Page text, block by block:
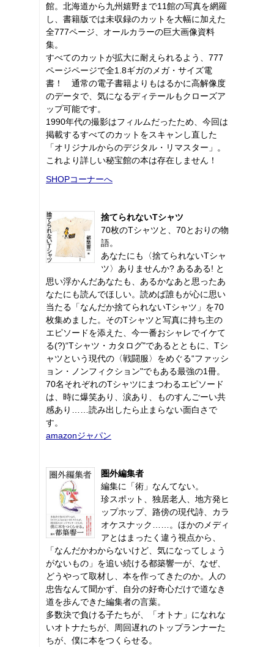
館。北海道から九州嬉野まで11館の写真を網羅
し、書籍版では未収録のカットを大幅に加えた
全777ページ、オールカラーの巨大画像資料
集。
すべてのカットが拡大に耐えられるよう、777
ページページで全1.8ギガのメガ・サイズ電
書！ 通常の電子書籍よりもはるかに高解像度
のデータで、気になるディテールもクローズア
ップ可能です。
1990年代の撮影はフィルムだったため、今回は
掲載するすべてのカットをスキャンし直した
「オリジナルからのデジタル・リマスター」。
これより詳しい秘宝館の本は存在しません！
SHOPコーナーへ
捨てられないTシャツ
70枚のTシャツと、70とおりの物
語。
あなたにも〈捨てられないTシャ
ツ〉ありませんか? あるある! と
思い浮かんだあなたも、あるかなあと思ったあ
なたにも読んでほしい。読めば誰もが心に思い
当たる「なんだか捨てられないTシャツ」を70
枚集めました。そのTシャツと写真に持ち主の
エピソードを添えた、今一番おシャレでイケて
る(?)“Tシャツ・カタログ"であるとともに、Tシ
ャツという現代の〈戦闘服〉をめぐる“ファッシ
ョン・ノンフィクション"でもある最強の1冊。
70名それぞれのTシャツにまつわるエピソード
は、時に爆笑あり、涙あり、ものすんごーい共
感あり……読み出したら止まらない面白さで
す。
amazonジャパン
圏外編集者
編集に「術」なんてない。
珍スポット、独居老人、地方発ヒ
ップホップ、路傍の現代詩、カラ
オケスナック……。ほかのメディ
アとはまったく違う視点から、
「なんだかわからないけど、気になってしょう
がないもの」を追い続ける都築響一が、なぜ、
どうやって取材し、本を作ってきたのか。人の
忠告なんて聞かず、自分の好奇心だけで道なき
道を歩んできた編集者の言葉。
多数決で負ける子たちが、「オトナ」になれな
いオトナたちが、周回遅れのトップランナーた
ちが、僕に本をつくらせる。